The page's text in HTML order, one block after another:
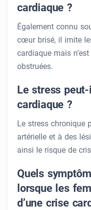
cardiaque ?
Également connu
cœur brisé, il imite
cardiaque mais
obstruées.
Le stress
cardiaque ?
Le stress chronique
artérielle et à des
ainsi le risque de
Quels
lorsque les
d’une crise